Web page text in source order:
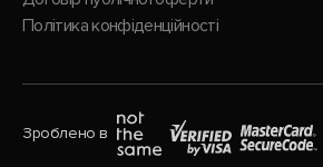
Політика конфіденційності
Зроблено в